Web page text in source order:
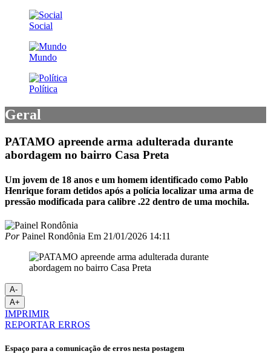
Social
Mundo
Política
Geral
PATAMO apreende arma adulterada durante
abordagem no bairro Casa Preta
Um jovem de 18 anos e um homem identificado como Pablo
Henrique foram detidos após a polícia localizar uma arma de
pressão modificada para calibre .22 dentro de uma mochila.
PorPainel Rondônia Em 21/01/2026 14:11
A-
A+
IMPRIMIR
REPORTAR ERROS
Espaço para a comunicação de erros nesta postagem